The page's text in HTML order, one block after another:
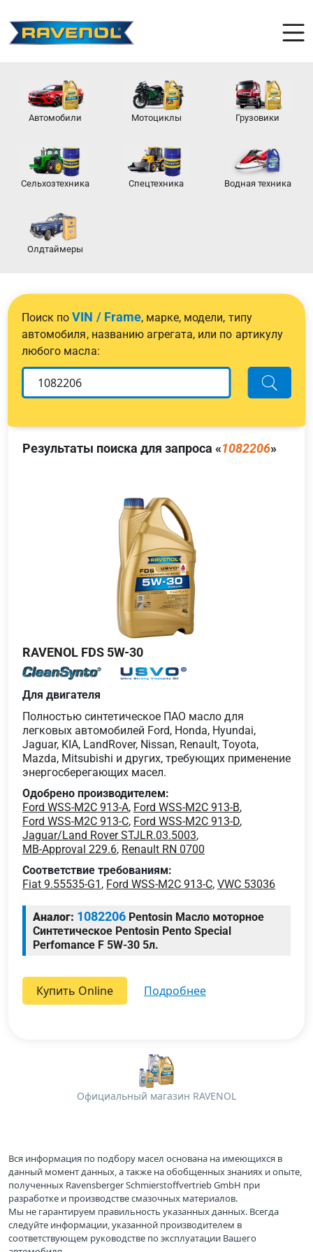
Автомобили Мотоциклы Грузовики
Сельхозтехника Спецтехника Водная техника
Олдтаймеры
Поиск поVIN / Frame, марке, модели, типу
автомобиля, названию агрегата, или по артикулу
любого масла:
Результаты поиска для запроса «1082206»
RAVENOL FDS 5W-30
Для двигателя
Полностью синтетическое ПАО масло для
легковых автомобилей Ford, Honda, Hyundai,
Jaguar, KIA, LandRover, Nissan, Renault, Toyota,
Mazda, Mitsubishi и других, требующих применение
энергосберегающих масел.
Одобрено производителем:
Ford WSS-M2C 913-A, Ford WSS-M2C 913-B,
Ford WSS-M2C 913-C, Ford WSS-M2C 913-D,
Jaguar/Land Rover STJLR.03.5003,
MB-Approval 229.6, Renault RN 0700
Соответствие требованиям:
Fiat 9.55535-G1 , Ford WSS-M2C 913-C, VWC 53036
Аналог: 1082206 Pentosin Масло моторное
Синтетическое Pentosin Pento Special
Perfomance F 5W-30 5л.
Купить Online подробнее
Официальный магазин RAVENOL
Вся информация по подбору масел основана на имеющихся в
данный момент данных, а также на обобщенных знаниях и опыте,
полученных Ravensberger Schmierstoffvertrieb GmbH при
разработке и производстве смазочных материалов.
Мы не гарантируем правильность указанных данных. Всегда
следуйте информации, указанной производителем в
соответствующем руководстве по эксплуатации Вашего